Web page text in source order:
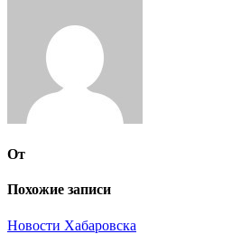
От
Похожие записи
Новости Хабаровска